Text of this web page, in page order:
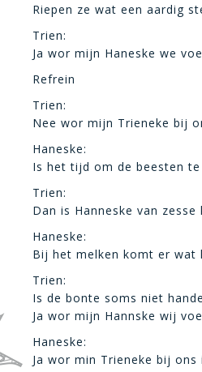
Riepen ze wat een aardig
Trien:
Ja wor mijn Haneske we
Refrein
Trien:
Nee wor mijn Trieneke bij
Haneske:
Is het tijd om de beesten te
Trien:
Dan is Hanneske van zesse
Haneske:
Bij het melken komt er wat
Trien:
Is de bonte soms niet
Ja wor mijn Hannske wij
Haneske:
Ja wor min Trieneke bij ons